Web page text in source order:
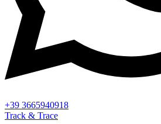
+39 3665940918
Track & Trace